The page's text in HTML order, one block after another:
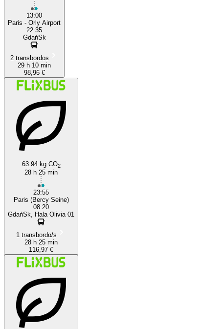
13:00
Paris - Orly Airport
22:35
GdańSk
2 transbordos
29 h 10 min
98,96 €
63.94 kg CO2
28 h 25 min
23:55
Paris (Bercy Seine)
08:20
GdańSk, Hala Olivia 01
1 transbordo/s
28 h 25 min
116,97 €